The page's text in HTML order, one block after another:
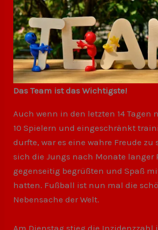
Das Team ist das Wichtigste!
Auch wenn in den letzten 14 Tagen
10 Spielern und eingeschränkt
durfte, war es eine wahre Freude zu
sich die Jungs nach Monate langer
gegenseitig begrüßten und Spaß
hatten. Fußball ist nun mal die
Nebensache der Welt.
Am Dienstag stieg die Inzidenzzahl